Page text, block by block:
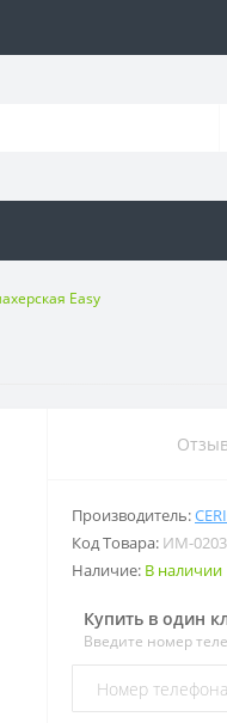
Easy
Производитель:
Код Товара: ИМ-0203
Наличие: В наличии
Купить в один
Введите номер